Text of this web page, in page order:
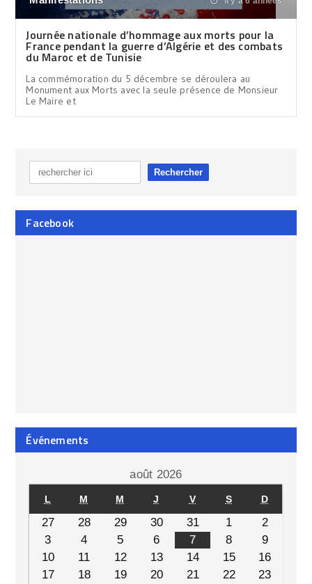
Journée nationale d’hommage aux morts pour la
France pendant la guerre d’Algérie et des combats
du Maroc et de Tunisie
La commémoration du 5 décembre se déroulera au
Monument aux Morts avec la seule présence de Monsieur
Le Maire et
Facebook
Événements
août 2026
L M M J V S D
27 28 29 30 31 1
2
3
4 5 6 7 8
9
10
11 12 13 14 15
16
17
18 19 20 21 22
23